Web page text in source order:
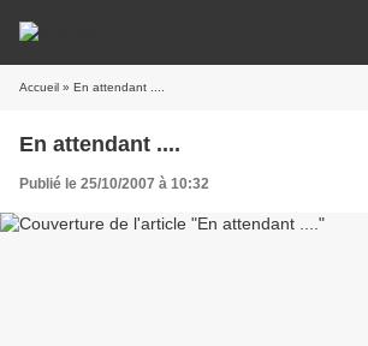
Accueil » En attendant ....
En attendant ....
Publié le 25/10/2007 à 10:32